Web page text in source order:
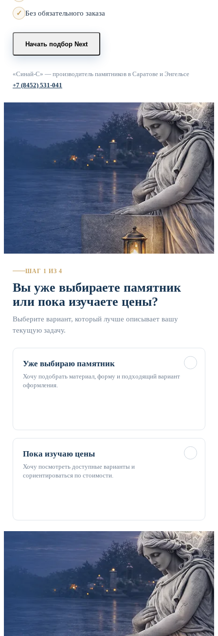
Без обязательного заказа
Начать подбор Next
«Синай-С» — производитель памятников в Саратове и Энгельсе
+7 (8452) 531-041
ШАГ 1 ИЗ 4
Вы уже выбираете памятник
или пока изучаете цены?
Выберите вариант, который лучше описывает вашу
текущую задачу.
Уже выбираю памятник
Хочу подобрать материал, форму и подходящий вариант
оформления.
Пока изучаю цены
Хочу посмотреть доступные варианты и
сориентироваться по стоимости.